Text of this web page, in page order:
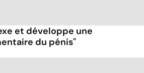
et développe une
du pénis"